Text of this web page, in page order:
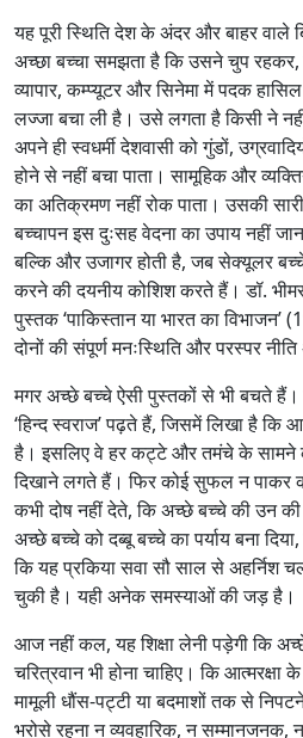
यह पूरी स्थिति देश के अंदर और बाहर
अच्छा बच्चा समझता है कि उसने चुप रहकर,
व्यापार, कम्प्यूटर और सिनेमा में पदक
लज्जा बचा ली है। उसे लगता है किसी ने
अपने ही स्वधर्मी देशवासी को गुंडों,
होने से नहीं बचा पाता। सामूहिक और
का अतिक्रमण नहीं रोक पाता। उसकी
बच्चापन इस दुःसह वेदना का उपाय नहीं
बल्कि और उजागर होती है, जब सेक्यूलर
करने की दयनीय कोशिश करते हैं। डॉ.
पुस्तक ‘पाकिस्तान या भारत का
दोनों की संपूर्ण मनःस्थिति और परस्पर
मगर अच्छे बच्चे ऐसी पुस्तकों से भी बचते हैं।
‘हिन्द स्वराज’ पढ़ते हैं, जिसमें लिखा है कि
है। इसलिए वे हर कट्टे और तमंचे के सामने
दिखाने लगते हैं। फिर कोई सुफल न पाकर
कभी दोष नहीं देते, कि अच्छे बच्चे की उन
अच्छे बच्चे को दब्बू बच्चे का पर्याय बना
कि यह प्रकिया सवा सौ साल से अहर्निश
चुकी है। यही अनेक समस्याओं की जड़ है।
आज नहीं कल, यह शिक्षा लेनी पड़ेगी कि
चरित्रवान भी होना चाहिए। कि आत्मरक्षा
मामूली धौंस-पट्टी या बदमाशों तक से
भरोसे रहना न व्यवहारिक, न सम्मानजनक,